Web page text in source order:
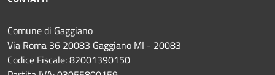
Comune di Gaggiano
Via Roma 36 20083 Gaggiano MI - 20083
Codice Fiscale: 82001390150